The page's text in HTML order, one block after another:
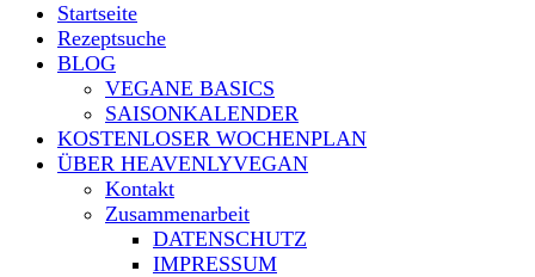
Startseite
Rezeptsuche
BLOG
VEGANE BASICS
SAISONKALENDER
KOSTENLOSER WOCHENPLAN
ÜBER HEAVENLYVEGAN
Kontakt
Zusammenarbeit
DATENSCHUTZ
IMPRESSUM